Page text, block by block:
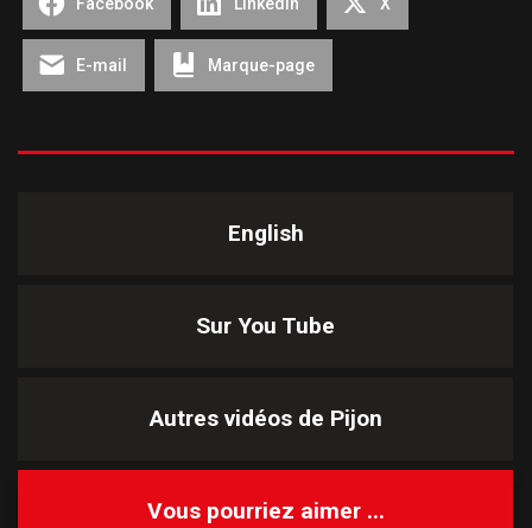
E-mail Marque-page
English
Sur You Tube
Autres vidéos de Pijon
Vous pourriez aimer ...